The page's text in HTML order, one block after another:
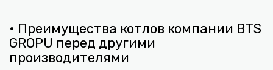
• Преимущества котлов компании BTS
GROPU перед другими
производителями